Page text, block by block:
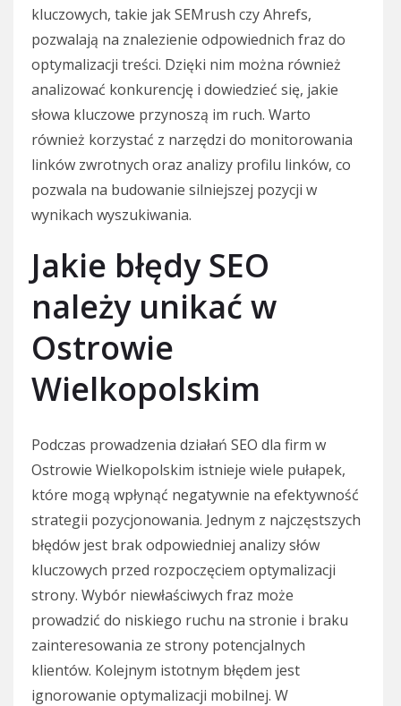
kluczowych, takie jak SEMrush czy Ahrefs,
pozwalają na znalezienie odpowiednich fraz do
optymalizacji treści. Dzięki nim można również
analizować konkurencję i dowiedzieć się, jakie
słowa kluczowe przynoszą im ruch. Warto
również korzystać z narzędzi do monitorowania
linków zwrotnych oraz analizy profilu linków, co
pozwala na budowanie silniejszej pozycji w
wynikach wyszukiwania.
Jakie błędy SEO
należy unikać w
Ostrowie
Wielkopolskim
Podczas prowadzenia działań SEO dla firm w
Ostrowie Wielkopolskim istnieje wiele pułapek,
które mogą wpłynąć negatywnie na efektywność
strategii pozycjonowania. Jednym z najczęstszych
błędów jest brak odpowiedniej analizy słów
kluczowych przed rozpoczęciem optymalizacji
strony. Wybór niewłaściwych fraz może
prowadzić do niskiego ruchu na stronie i braku
zainteresowania ze strony potencjalnych
klientów. Kolejnym istotnym błędem jest
ignorowanie optymalizacji mobilnej. W